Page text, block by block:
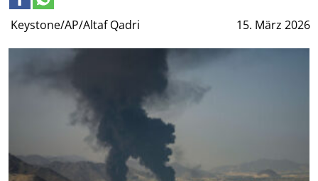
Keystone/AP/Altaf Qadri 15. März 2026